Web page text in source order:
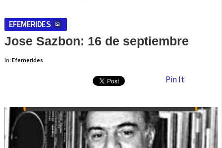
EFEMERIDES
Jose Sazbon: 16 de septiembre
In: Efemerides
Pin It